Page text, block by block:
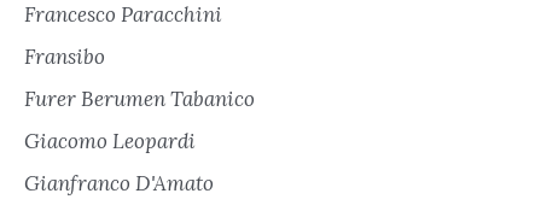
Francesco Paracchini
Fransibo
Furer Berumen Tabanico
Giacomo Leopardi
Gianfranco D'Amato